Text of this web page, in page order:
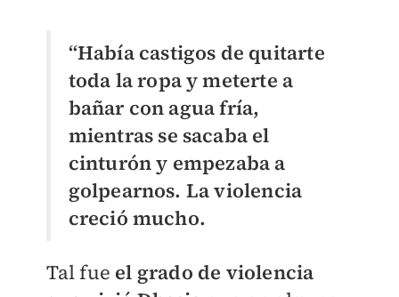
“Había castigos de quitarte
toda la ropa y meterte a
bañar con agua fría,
mientras se sacaba el
cinturón y empezaba a
golpearnos. La violencia
creció mucho.
Tal fue el grado de violencia